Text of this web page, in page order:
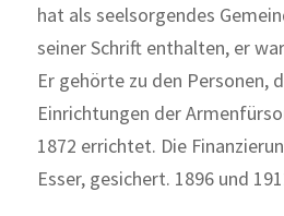
hat als seelsorgendes
seiner Schrift enthalten, er
Er gehörte zu den Personen,
Einrichtungen der
1872 errichtet. Die
Esser, gesichert. 1896 und